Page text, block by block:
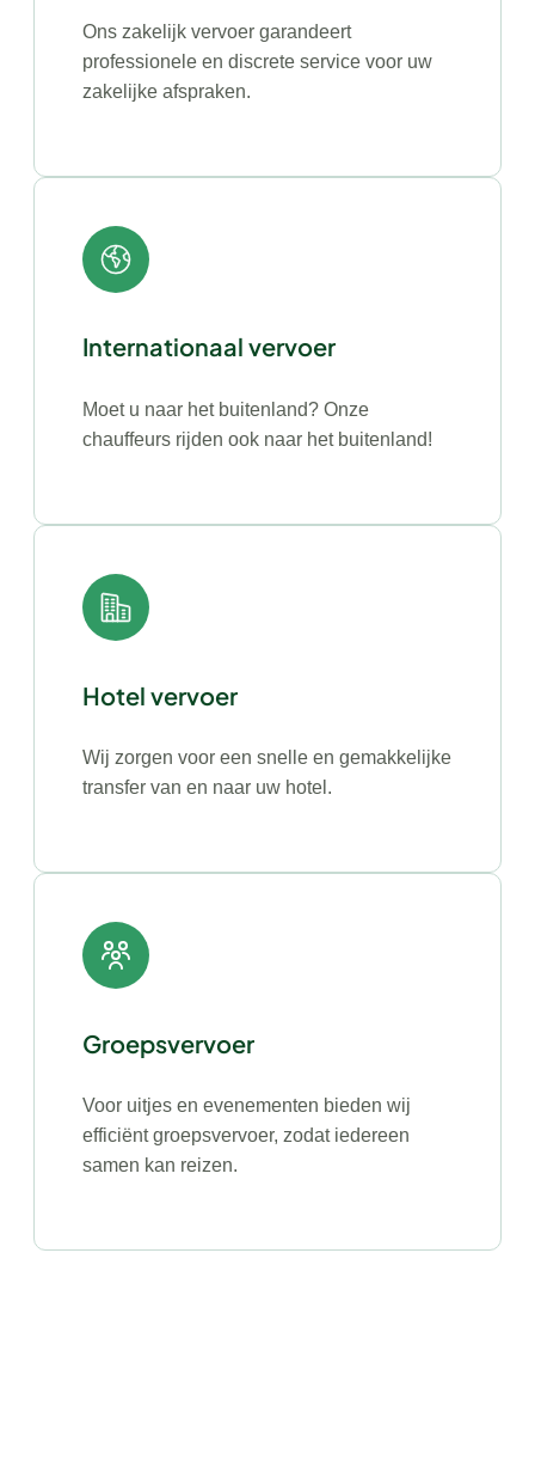
Ons zakelijk vervoer garandeert
professionele en discrete service voor uw
zakelijke afspraken.
Internationaal vervoer
Moet u naar het buitenland? Onze
chauffeurs rijden ook naar het buitenland!
Hotel vervoer
Wij zorgen voor een snelle en gemakkelijke
transfer van en naar uw hotel.
Groepsvervoer
Voor uitjes en evenementen bieden wij
efficiënt groepsvervoer, zodat iedereen
samen kan reizen.